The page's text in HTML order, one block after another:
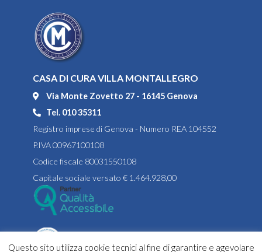
CASA DI CURA VILLA MONTALLEGRO
Via Monte Zovetto 27 - 16145 Genova
Tel. 010 35311
Registro imprese di Genova - Numero REA 104552
P.IVA 00967100108
Codice fiscale 80031550108
Capitale sociale versato € 1.464.928,00
Questo sito utilizza cookie tecnici al fine di garantire e agevolare